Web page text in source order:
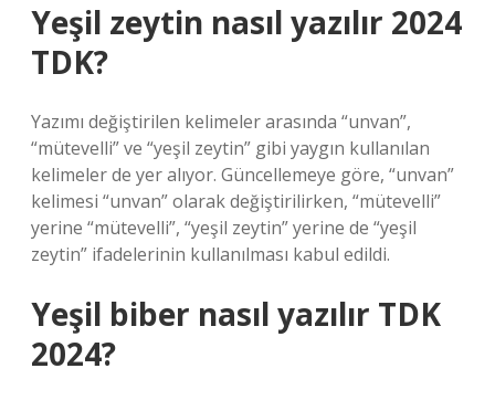
Yeşil zeytin nasıl yazılır 2024
TDK?
Yazımı değiştirilen kelimeler arasında “unvan”,
“mütevelli” ve “yeşil zeytin” gibi yaygın kullanılan
kelimeler de yer alıyor. Güncellemeye göre, “unvan”
kelimesi “unvan” olarak değiştirilirken, “mütevelli”
yerine “mütevelli”, “yeşil zeytin” yerine de “yeşil
zeytin” ifadelerinin kullanılması kabul edildi.
Yeşil biber nasıl yazılır TDK
2024?